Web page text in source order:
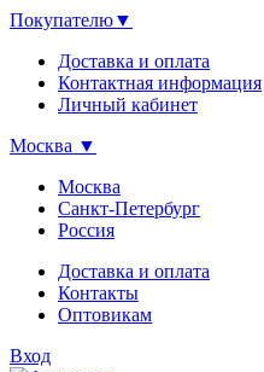
Покупателю▼
Доставка и оплата
Контактная информация
Личный кабинет
Москва ▼
Москва
Санкт-Петербург
Россия
Доставка и оплата
Контакты
Оптовикам
Вход